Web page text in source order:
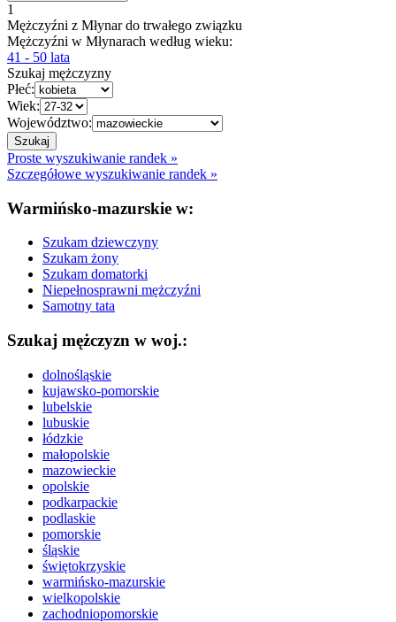
1
Mężczyźni z Młynar do trwałego związku
Mężczyźni w Młynarach według wieku:
41 - 50 lata
Szukaj mężczyzny
Płeć:
Wiek:
Województwo:
Proste wyszukiwanie randek »
Szczegółowe wyszukiwanie randek »
Warmińsko-mazurskie w:
Szukam dziewczyny
Szukam żony
Szukam domatorki
Niepełnosprawni mężczyźni
Samotny tata
Szukaj mężczyzn w woj.:
dolnośląskie
kujawsko-pomorskie
lubelskie
lubuskie
łódzkie
małopolskie
mazowieckie
opolskie
podkarpackie
podlaskie
pomorskie
śląskie
świętokrzyskie
warmińsko-mazurskie
wielkopolskie
zachodniopomorskie